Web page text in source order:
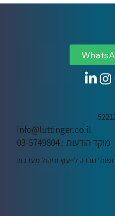
info@luttinger.co.il
מוקד הודעות : 03-5749804
חברה לייעוץ וניהול מערכות